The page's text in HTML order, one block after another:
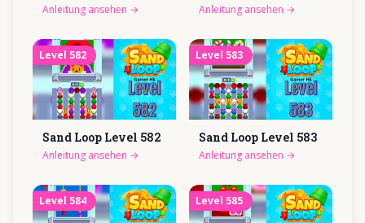
Anleitung ansehen → Anleitung ansehen →
Level 582
Sand Loop Level 582
Anleitung ansehen →
Level 583
Sand Loop Level 583
Anleitung ansehen →
Level 584 Level 585